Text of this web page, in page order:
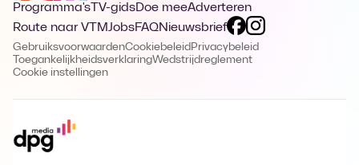
Programma's TV-gidsDoe meeAdverteren
Route naar VTMJobsFAQNieuwsbrief
GebruiksvoorwaardenCookiebeleid Privacybeleid
ToegankelijkheidsverklaringWedstrijdreglement
Cookie instellingen